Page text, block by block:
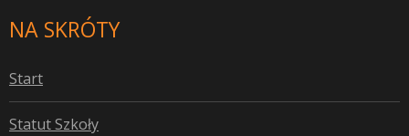
NA SKRÓTY
Start
Statut Szkoły